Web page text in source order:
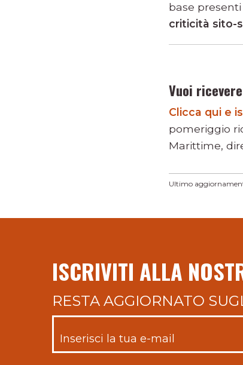
base
criticità sito-
Vuoi
Clicca qui e
pomeriggio
Marittime,
Ultimo
ISCRIVITI ALLA
RESTA AGGIORNATO